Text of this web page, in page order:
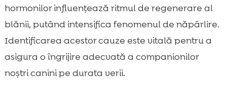
hormonilor influențează ritmul de regenerare al
blănii, putând intensifica fenomenul de năpârlire.
Identificarea acestor cauze este vitală pentru a
asigura o îngrijire adecvată a companionilor
noștri canini pe durata verii.